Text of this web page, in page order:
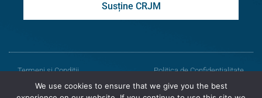
Susține CRJM
Termeni și Condiții
Politica de Confidențialitate
© Toate drepturile rezervate
We use cookies to ensure that we give you the best